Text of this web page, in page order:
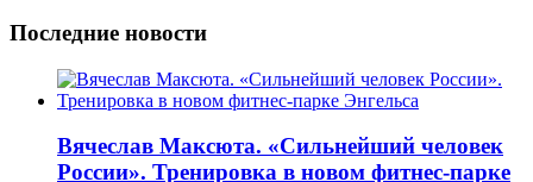
Последние новости
Вячеслав Максюта. «Сильнейший человек
России». Тренировка в новом фитнес-парке